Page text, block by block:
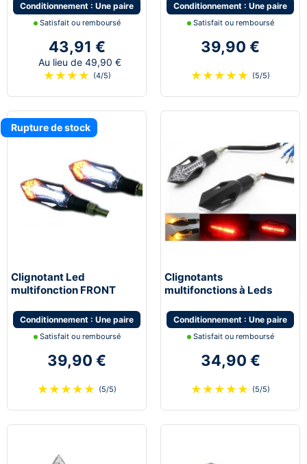
Conditionnement : Une paire
Satisfait ou remboursé
43,91 €
Au lieu de 49,90 €
★ ★ ★ ★ (4/5)
Conditionnement : Une paire
Satisfait ou remboursé
39,90 €
★ ★ ★ ★ ★ (5/5)
Rupture de stock
Clignotant Led
multifonction FRONT
moto scooter quad
Conditionnement : Une paire
Satisfait ou remboursé
39,90 €
★ ★ ★ ★ ★ (5/5)
Clignotants
multifonctions à Leds
feu de position
Conditionnement : Une paire
Satisfait ou remboursé
34,90 €
★ ★ ★ ★ ★ (5/5)